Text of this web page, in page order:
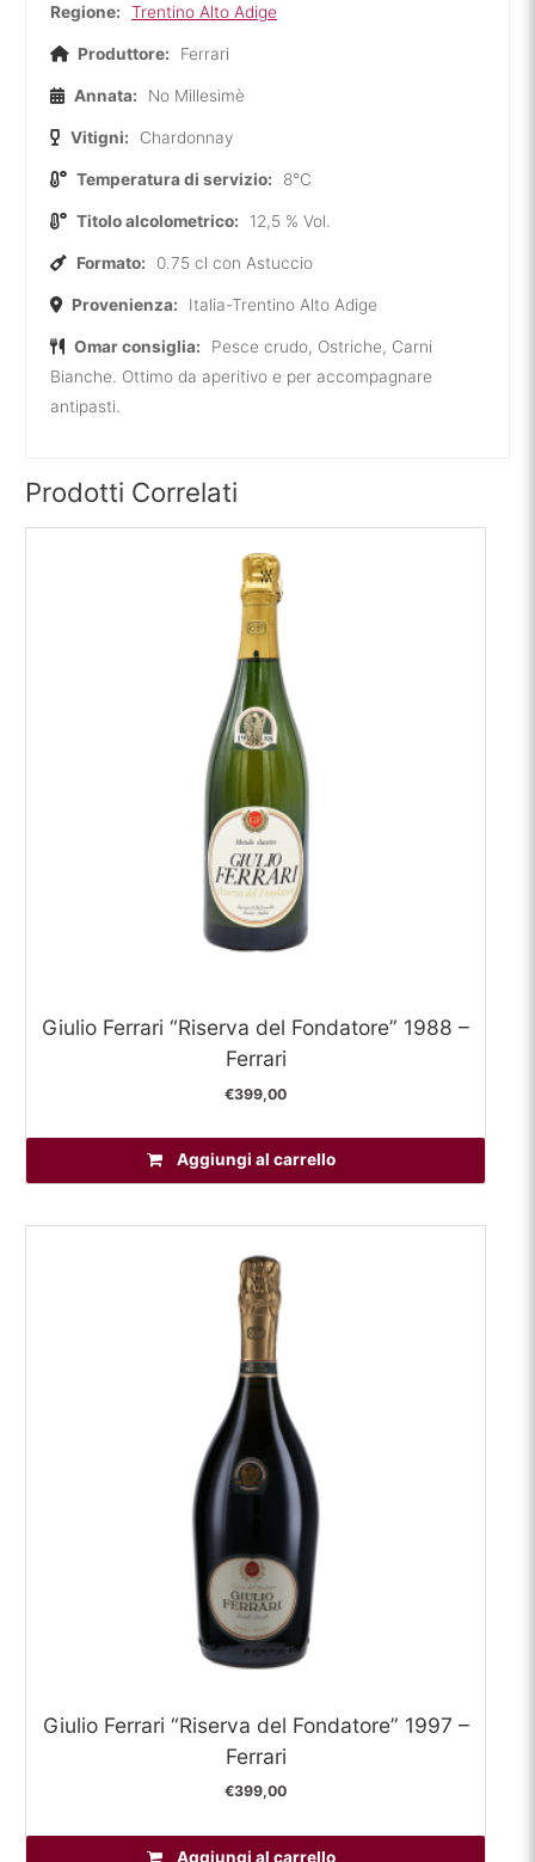
Regione: Trentino Alto Adige
Produttore: Ferrari
Annata: No Millesimè
Vitigni: Chardonnay
Temperatura di servizio: 8°C
Titolo alcolometrico: 12,5 % Vol.
Formato: 0.75 cl con Astuccio
Provenienza: Italia-Trentino Alto Adige
Omar consiglia:
Pesce crudo, Ostriche, Carni
Bianche. Ottimo da aperitivo e per accompagnare
antipasti.
Prodotti Correlati
Giulio Ferrari “Riserva del Fondatore” 1988 –
Ferrari
€399,00
Aggiungi al carrello
Giulio Ferrari “Riserva del Fondatore” 1997 –
Ferrari
€399,00
Aggiungi al carrello